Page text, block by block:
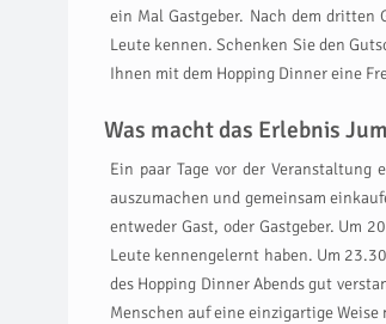
ein Mal Gastgeber. Nach dem
Leute kennen. Schenken Sie den
Ihnen mit dem Hopping Dinner eine
Was macht das Erlebnis
Ein paar Tage vor der
auszumachen und gemeinsam
entweder Gast, oder Gastgeber. Um
Leute kennengelernt haben. Um
des Hopping Dinner Abends gut
Menschen auf eine einzigartige